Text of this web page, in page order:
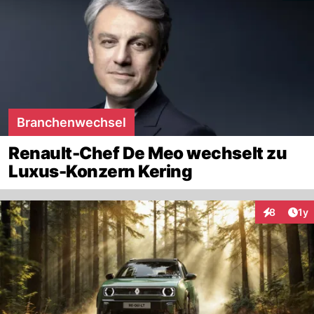
Branchenwechsel
Renault-Chef De Meo wechselt zu
Luxus-Konzern Kering
8 1y